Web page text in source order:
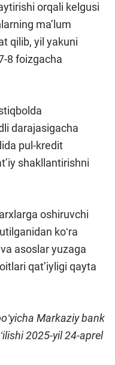
orqali kelgusi
ma’lum
qilib, yil yakuni
8 foizgacha
darajasigacha
pul-kredit
shakllantirishni
oshiruvchi
koʻra
asoslar yuzaga
qat’iyligi qayta
Markaziy bank
2025-yil 24-aprel